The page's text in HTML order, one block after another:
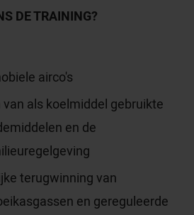
DE TRAINING?
airco's
als koelmiddel gebruikte
en de
terugwinning van
en gereguleerde